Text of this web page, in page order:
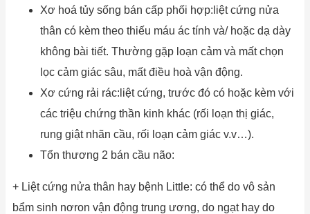
Xơ hoá tủy sống bán cấp phối hợp:liệt cứng nửa
thân có kèm theo thiếu máu ác tính và/ hoặc dạ dày
không bài tiết. Thường gặp loạn cảm và mất chọn
lọc cảm giác sâu, mất điều hoà vận động.
Xơ cứng rải rác:liệt cứng, trước đó có hoặc kèm với
các triệu chứng thần kinh khác (rối loạn thị giác,
rung giật nhãn cầu, rối loạn cảm giác v.v…).
Tổn thương 2 bán cầu não:
+ Liệt cứng nửa thân hay bệnh Little: có thể do vô sản
bẩm sinh nơron vận động trung ương, do ngạt hay do